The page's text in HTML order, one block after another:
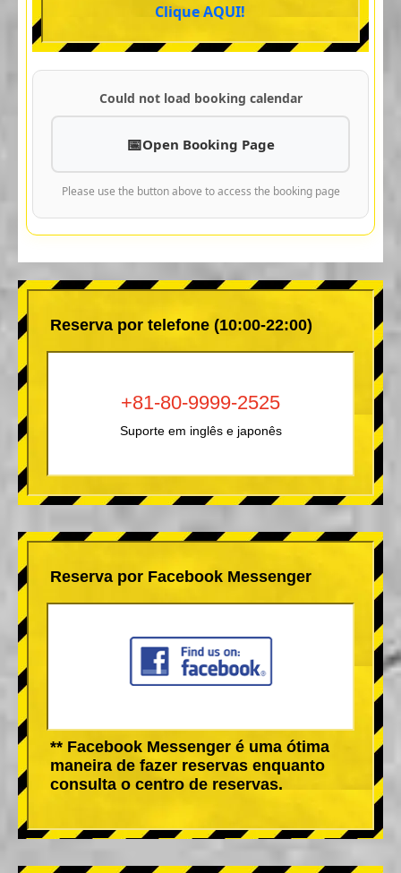
Clique AQUI!
Could not load booking calendar
Open Booking Page
Please use the button above to access the booking page
Reserva por telefone (10:00-22:00)
+81-80-9999-2525
Suporte em inglês e japonês
Reserva por Facebook Messenger
** Facebook Messenger é uma ótima
maneira de fazer reservas enquanto
consulta o centro de reservas.